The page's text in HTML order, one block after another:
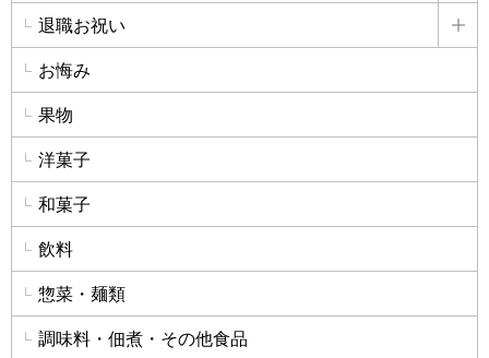
退職お祝い
詳
お悔み
果物
洋菓子
和菓子
飲料
惣菜・麺類
調味料・佃煮・その他食品